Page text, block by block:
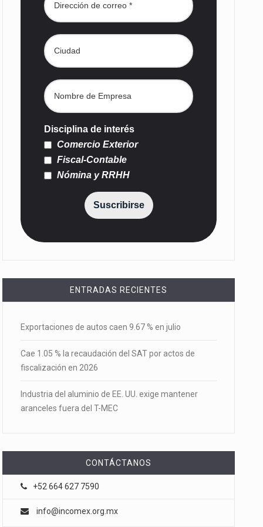
Disciplina de interés
Comercio Exterior
Fiscal-Contable
Nómina y RRHH
Suscribirse
ENTRADAS RECIENTES
Exportaciones de autos caen 9.67 % en julio
Cae 1.05 % la recaudación del SAT por actos de
fiscalización en 2026
Industria del aluminio de EE. UU. exige mantener
aranceles fuera del T-MEC
CONTÁCTANOS
+52 664 627 7590
info@incomex.org.mx